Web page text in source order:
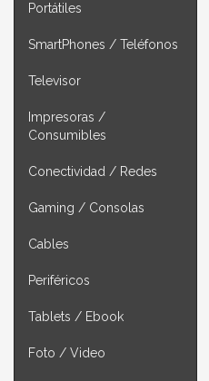
Portátiles
SmartPhones / Teléfonos
Televisor
Impresoras /
Consumibles
Conectividad / Redes
Gaming / Consolas
Cables
Periféricos
Tablets / Ebook
Foto / Video